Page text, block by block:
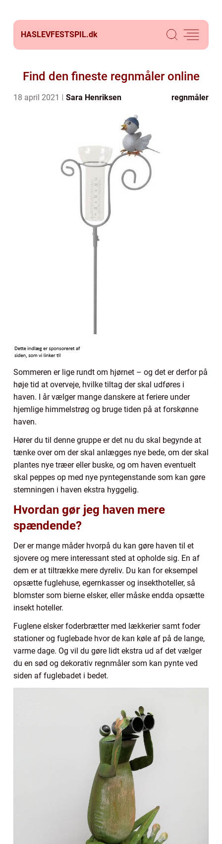
HASLEVFESTSPIL.dk
Find den fineste regnmåler online
18 april 2021 Sara Henriksen regnmåler
Sommeren er lige rundt om hjørnet – og det er derfor på
høje tid at overveje, hvilke tiltag der skal udføres i
haven. I år vælger mange danskere at feriere under
hjemlige himmelstrøg og bruge tiden på at forskønne
haven.
Hører du til denne gruppe er det nu du skal begynde at
tænke over om der skal anlægges nye bede, om der skal
plantes nye træer eller buske, og om haven eventuelt
skal peppes op med nye pyntegenstande som kan gøre
stemningen i haven ekstra hyggelig.
Hvordan gør jeg haven mere
spændende?
Der er mange måder hvorpå du kan gøre haven til et
sjovere og mere interessant sted at opholde sig. En af
dem er at tiltrække mere dyreliv. Du kan for eksempel
opsætte fuglehuse, egernkasser og insekthoteller, så
blomster som bierne elsker, eller måske endda opsætte
insekt hoteller.
Fuglene elsker foderbrætter med lækkerier samt foder
stationer og fuglebade hvor de kan køle af på de lange,
varme dage. Og vil du gøre lidt ekstra ud af det vælger
du en sød og dekorativ regnmåler som kan pynte ved
siden af fuglebadet i bedet.